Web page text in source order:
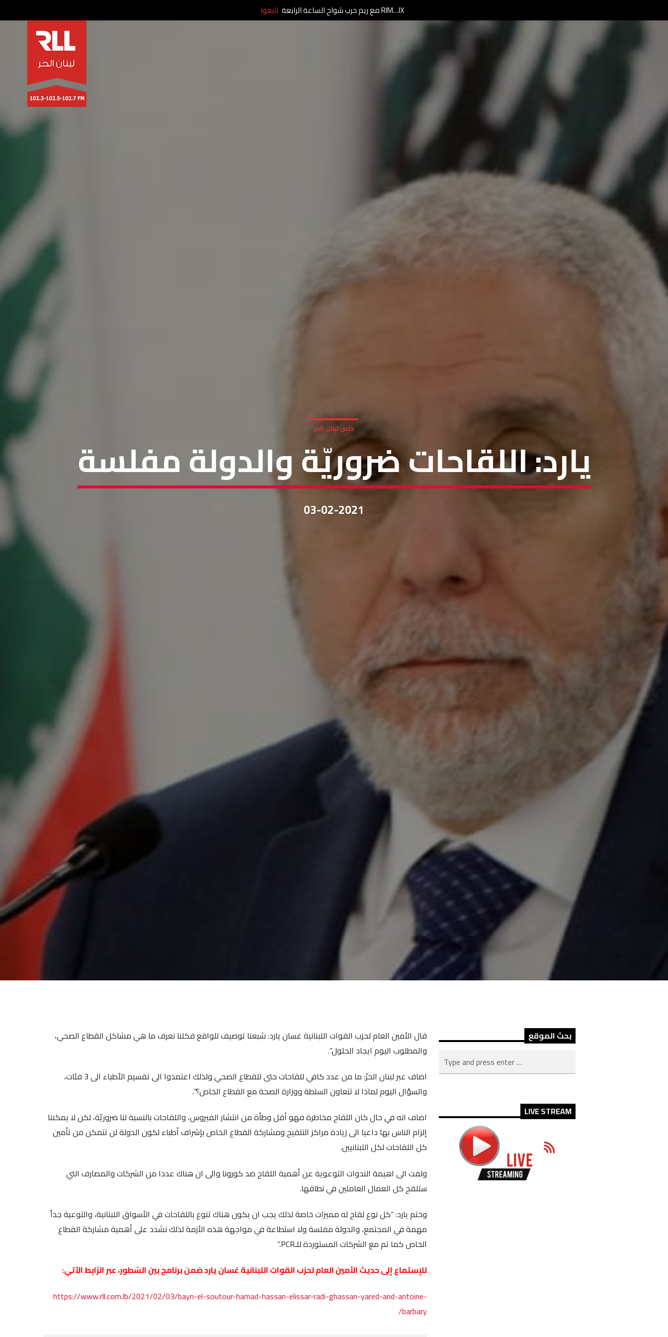
خاص لبنان الحر
يارد: اللقاحات ضروريّة والدولة مفلسة
03-02-2021
قال الأمين العام لحزب القوات اللبنانية غسان يارد: شبعنا توصيف للواقع فكلنا نعرف ما هي مشاكل القطاع الصحي،
والمطلوب اليوم ايجاد الحلول”.
اضاف عبر لبنان الحرّ: ما من عدد كافي للقاحات حتى للقطاع الصحي ولذلك اعتمدوا الى تقسيم الأطباء الى 3 فئات،
والسؤال اليوم لماذا لا تتعاون السلطة ووزارة الصحة مع القطاع الخاص؟”.
اضاف انه في حال كان اللقاح مخاطرة فهو أقل وطأة من انتشار الفيروس، واللقاحات بالنسبة لنا ضروريّة، لكن لا يمكننا
إلزام الناس بها داعيا الى زيادة مراكز التلقيح ومشاركة القطاع الخاص بإشراف أطباء لكون الدولة لن تتمكن من تأمين
كل اللقاحات لكل اللبنانيين.
ولفت الى اهيمة الندوات التوعوية عن أهمية اللقاح ضد كورونا والى ان هناك عددا من الشركات والمصارف التي
ستلقح كل العمال العاملين في نطاقها.
وختم يارد: “كل نوع لقاح له مميزات خاصة لذلك يجب ان يكون هناك تنوع باللقاحات في الأسواق اللبنانية، والتوعية جداً
مهمة في المجتمع، والدولة مفلسة ولا استطاعة في مواجهة هذه الأزمة لذلك نشدد على أهمية مشاركة القطاع
الخاص كما تم مع الشركات المستوردة للـPCR.”
للإستماع إلى حديث الأمين العام لحزب القوات اللبنانية غسان يارد ضمن برنامج بين السّطور، عبر الرّابِط الآتي:
https://www.rll.com.lb/2021/02/03/bayn-el-soutour-hamad-hassan-elissar-radi-ghassan-yared-and-antoine-
barbary/
بحث الموقع
LIVE STREAM
RIM…IX مع ريم حرب شواح الساعة الرابعة تابعوا